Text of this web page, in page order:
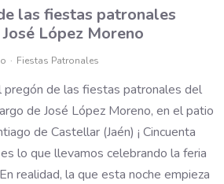
las fiestas patronales
López Moreno
Fiestas Patronales
de las fiestas patronales del
de José López Moreno, en el patio
de Castellar (Jaén) ¡ Cincuenta
lo que llevamos celebrando la feria
realidad, la que esta noche empieza